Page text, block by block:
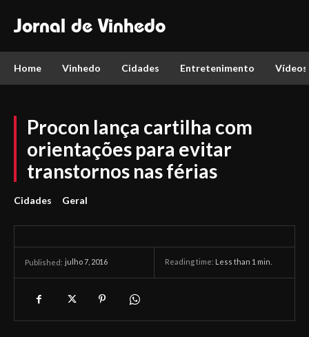
Jornal de Vinhedo
Home Vinhedo Cidades Entretenimento Vídeos
Procon lança cartilha com
orientações para evitar
transtornos nas férias
Cidades Geral
Published: julho 7, 2016 Reading time: Less than 1 min.